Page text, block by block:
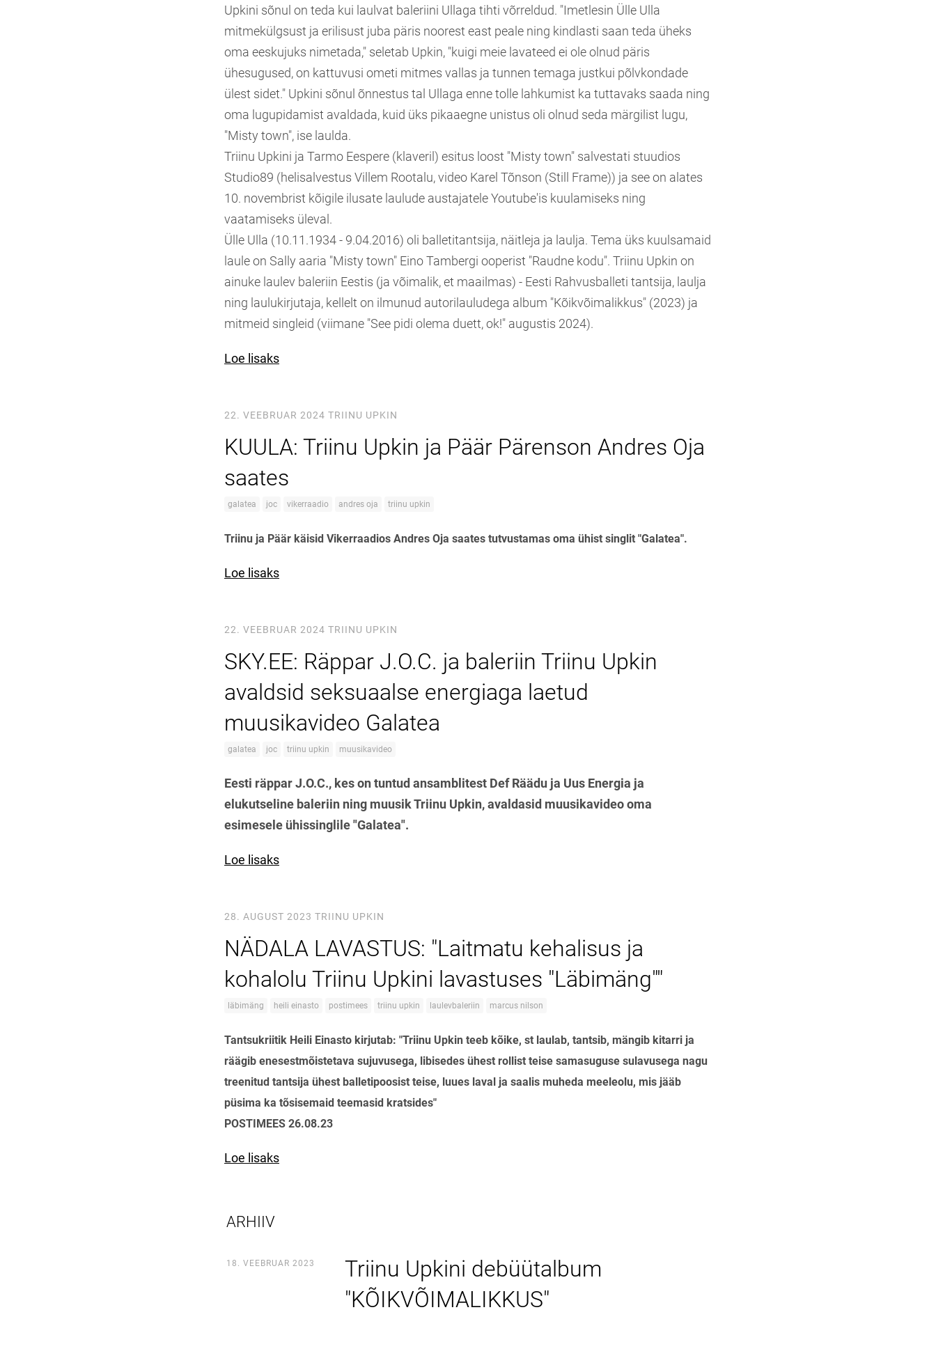
Upkini sõnul on teda kui laulvat baleriini Ullaga tihti võrreldud. "Imetlesin Ülle Ulla
mitmekülgsust ja erilisust juba päris noorest east peale ning kindlasti saan teda üheks
oma eeskujuks nimetada," seletab Upkin, "kuigi meie lavateed ei ole olnud päris
ühesugused, on kattuvusi ometi mitmes vallas ja tunnen temaga justkui põlvkondade
ülest sidet." Upkini sõnul õnnestus tal Ullaga enne tolle lahkumist ka tuttavaks saada ning
oma lugupidamist avaldada, kuid üks pikaaegne unistus oli olnud seda märgilist lugu,
"Misty town", ise laulda.
Triinu Upkini ja Tarmo Eespere (klaveril) esitus loost "Misty town" salvestati stuudios
Studio89 (helisalvestus Villem Rootalu, video Karel Tõnson (Still Frame)) ja see on alates
10. novembrist kõigile ilusate laulude austajatele Youtube'is kuulamiseks ning
vaatamiseks üleval.
Ülle Ulla (10.11.1934 - 9.04.2016) oli balletitantsija, näitleja ja laulja. Tema üks kuulsamaid
laule on Sally aaria "Misty town" Eino Tambergi ooperist "Raudne kodu". Triinu Upkin on
ainuke laulev baleriin Eestis (ja võimalik, et maailmas) - Eesti Rahvusballeti tantsija, laulja
ning laulukirjutaja, kellelt on ilmunud autorilauludega album "Kõikvõimalikkus" (2023) ja
mitmeid singleid (viimane "See pidi olema duett, ok!" augustis 2024).
Loe lisaks
22. VEEBRUAR 2024 TRIINU UPKIN
KUULA: Triinu Upkin ja Päär Pärenson Andres Oja
saates
galatea joc vikerraadio andres oja triinu upkin
Triinu ja Päär käisid Vikerraadios Andres Oja saates tutvustamas oma ühist singlit "Galatea".
Loe lisaks
22. VEEBRUAR 2024 TRIINU UPKIN
SKY.EE: Räppar J.O.C. ja baleriin Triinu Upkin
avaldsid seksuaalse energiaga laetud
muusikavideo Galatea
galatea joc triinu upkin muusikavideo
Eesti räppar J.O.C., kes on tuntud ansamblitest Def Räädu ja Uus Energia ja
elukutseline baleriin ning muusik Triinu Upkin, avaldasid muusikavideo oma
esimesele ühissinglile "Galatea".
Loe lisaks
28. AUGUST 2023 TRIINU UPKIN
NÄDALA LAVASTUS: "Laitmatu kehalisus ja
kohalolu Triinu Upkini lavastuses "Läbimäng""
läbimäng heili einasto postimees triinu upkin laulevbaleriin marcus nilson
Tantsukriitik Heili Einasto kirjutab: "Triinu Upkin teeb kõike, st laulab, tantsib, mängib kitarri ja
räägib enesestmõistetava sujuvusega, libisedes ühest rollist teise samasuguse sulavusega nagu
treenitud tantsija ühest balletipoosist teise, luues laval ja saalis muheda meeleolu, mis jääb
püsima ka tõsisemaid teemasid kratsides"
POSTIMEES 26.08.23
Loe lisaks
ARHIIV
18. VEEBRUAR 2023
Triinu Upkini debüütalbum
"KÕIKVÕIMALIKKUS"